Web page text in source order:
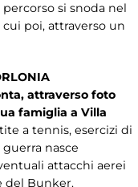
si snoda nel
poi, attraverso un
attraverso foto
famiglia a Villa
a tennis, esercizi di
guerra nasce
attacchi aerei
del Bunker.